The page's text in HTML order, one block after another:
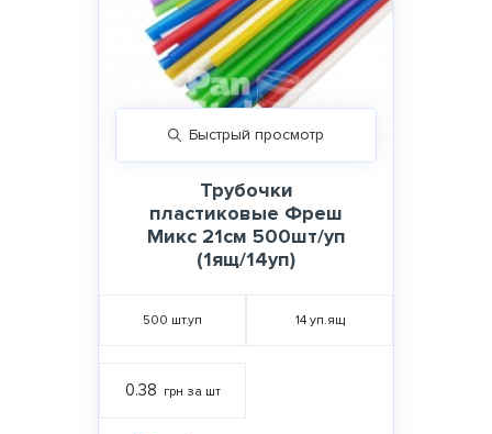
Быстрый просмотр
Трубочки
пластиковые Фреш
Микс 21см 500шт/уп
(1ящ/14уп)
500 шт.уп 14уп.ящ
0.38 грн за шт